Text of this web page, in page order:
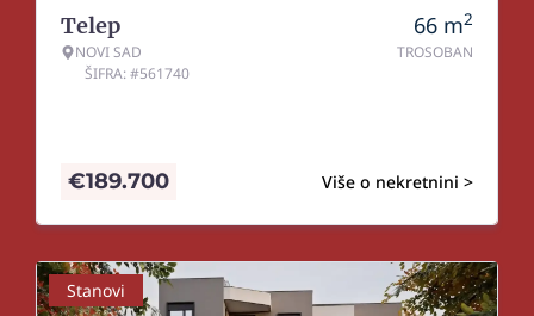
Telep
NOVI SAD
ŠIFRA: #561740
66 m2
TROSOBAN
Više o nekretnini >
€189.700
Stanovi